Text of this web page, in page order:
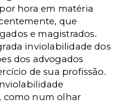
hora em matéria
que
e magistrados.
inviolabilidade dos
dos advogados
de sua profissão.
como num olhar